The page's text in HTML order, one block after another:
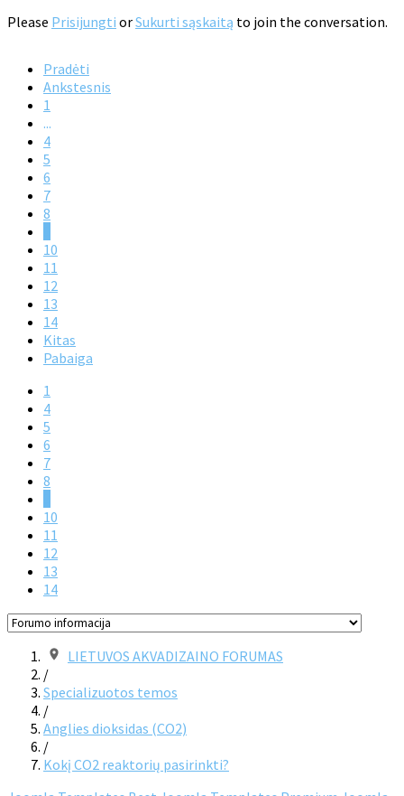
Please Prisijungti orSukurti sąskaitą to join the conversation.
Pradėti
Ankstesnis
1
...
4
5
6
7
8
10
11
12
13
14
Kitas
Pabaiga
1
4
5
6
7
8
10
11
12
13
14
LIETUVOS AKVADIZAINO FORUMAS
/
Specializuotos temos
/
Anglies dioksidas (CO2)
/
Kokį CO2 reaktorių pasirinkti?